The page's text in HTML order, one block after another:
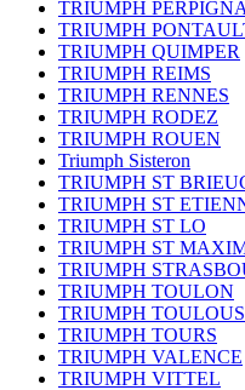
TRIUMPH
TRIUMPH
TRIUMPH QUIMPER
TRIUMPH REIMS
TRIUMPH RENNES
TRIUMPH RODEZ
TRIUMPH ROUEN
Triumph Sisteron
TRIUMPH ST
TRIUMPH ST
TRIUMPH ST LO
TRIUMPH ST
TRIUMPH
TRIUMPH TOULON
TRIUMPH
TRIUMPH TOURS
TRIUMPH VALENCE
TRIUMPH VITTEL